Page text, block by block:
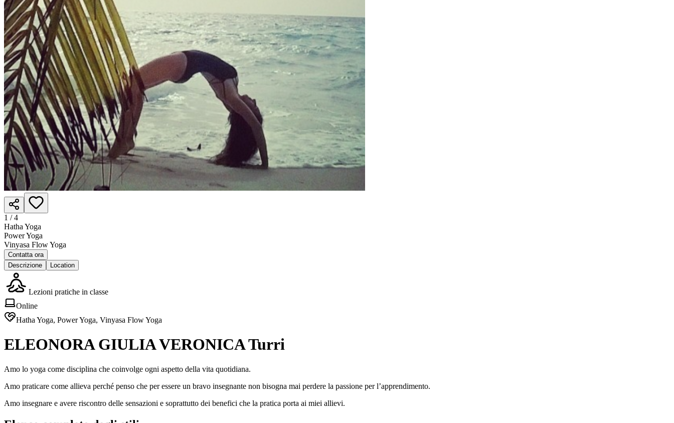
1 /4
Hatha Yoga
Power Yoga
Vinyasa Flow Yoga
Contatta ora
Descrizione
Location
Lezioni pratiche in classe
Online
Hatha Yoga, Power Yoga, Vinyasa Flow Yoga
ELEONORA GIULIA VERONICA Turri
Amo lo yoga come disciplina che coinvolge ogni aspetto della vita quotidiana.
Amo praticare come allieva perché penso che per essere un bravo insegnante non bisogna mai perdere la passione per l’apprendimento.
Amo insegnare e avere riscontro delle sensazioni e soprattutto dei benefici che la pratica porta ai miei allievi.